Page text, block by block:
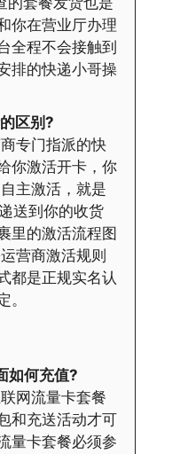
你在营业厅办理
全程不会接触到
排的快递小哥操
区别?
专门指派的快
你激活开卡，你
主激活，就是
送到你的收货
里的激活流程图
营商激活规则
都是正规实名认
。
如何充值?
网流量卡套餐
和充送活动才可
量卡套餐必须参